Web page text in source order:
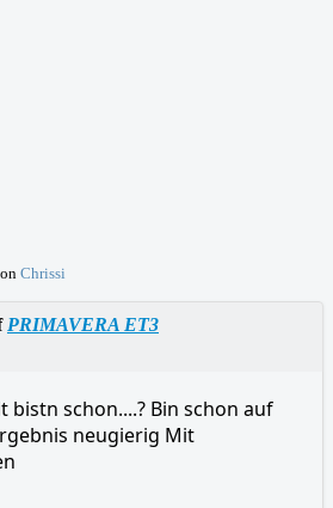
Chrissi
PRIMAVERA ET3
bistn schon....? Bin schon auf
neugierig Mit